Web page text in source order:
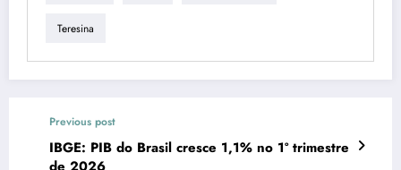
Teresina
Previous post
IBGE: PIB do Brasil cresce 1,1% no 1º trimestre